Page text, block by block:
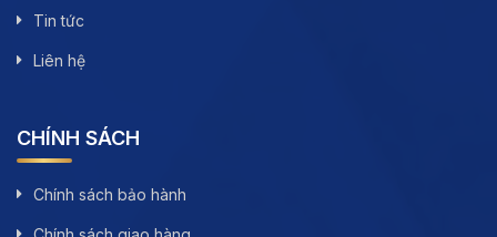
Tin tức
Liên hệ
CHÍNH SÁCH
Chính sách bảo hành